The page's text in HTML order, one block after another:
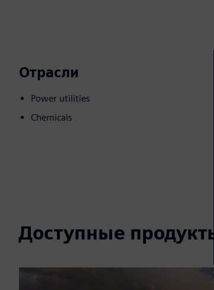
Отрасли
Power utilities
Chemicals
Доступные продукты